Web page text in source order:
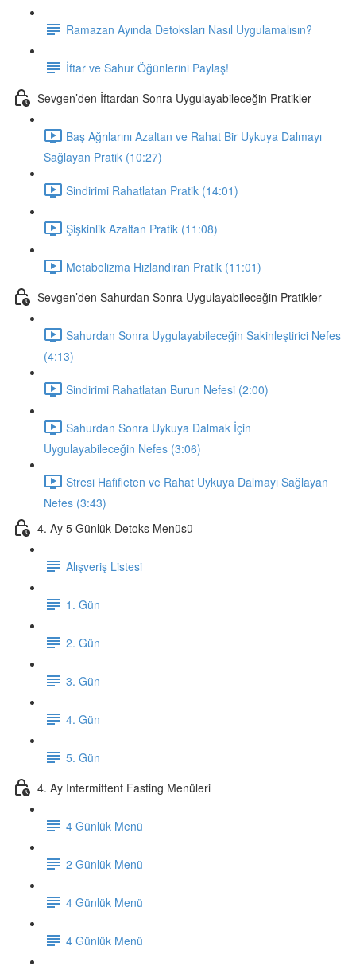
Ramazan Ayında Detoksları Nasıl Uygulamalısın?
İftar ve Sahur Öğünlerini Paylaş!
Sevgen’den İftardan Sonra Uygulayabileceğin Pratikler
Baş Ağrılarını Azaltan ve Rahat Bir Uykuya Dalmayı
Sağlayan Pratik (10:27)
Sindirimi Rahatlatan Pratik (14:01)
Şişkinlik Azaltan Pratik (11:08)
Metabolizma Hızlandıran Pratik (11:01)
Sevgen’den Sahurdan Sonra Uygulayabileceğin Pratikler
Sahurdan Sonra Uygulayabileceğin Sakinleştirici Nefes
(4:13)
Sindirimi Rahatlatan Burun Nefesi (2:00)
Sahurdan Sonra Uykuya Dalmak İçin
Uygulayabileceğin Nefes (3:06)
Stresi Hafifleten ve Rahat Uykuya Dalmayı Sağlayan
Nefes (3:43)
4. Ay 5 Günlük Detoks Menüsü
Alışveriş Listesi
1. Gün
2. Gün
3. Gün
4. Gün
5. Gün
4. Ay Intermittent Fasting Menüleri
4 Günlük Menü
2 Günlük Menü
4 Günlük Menü
4 Günlük Menü